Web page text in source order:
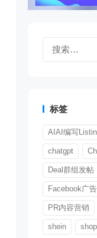
标签
AIAI编写
chatgpt
Deal群组发帖
Facebook广
PR内容营销
shein